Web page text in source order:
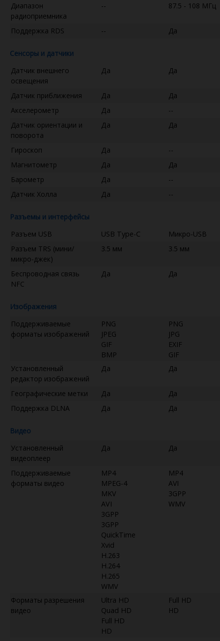
Диапазон
радиоприемника
-- 87.5 - 108 МГц
Поддержка RDS -- Да
Сенсоры и датчики
Датчик внешнего
освещения
Да Да
Датчик приближения Да
Да
Акселерометр
Да
--
Датчик ориентации и
поворота
Да Да
Гироскоп Да
--
Магнитометр
Да
Да
Барометр
Да
--
Датчик Холла
Да --
Разъемы и интерфейсы
Разъем USB
USB Type-C
Микро-USB
Разъем TRS (мини/
микро-джек)
3.5 мм 3.5 мм
Беспроводная связь
NFC
Да Да
Изображения
Поддерживаемые
форматы изображений
PNG
JPEG
GIF
BMP
PNG
JPG
EXIF
GIF
Установленный
редактор изображений
Да Да
Географические метки Да
Да
Поддержка DLNA
Да Да
Видео
Установленный
видеоплеер
Да Да
Поддерживаемые
форматы видео
MP4
MPEG-4
MKV
AVI
3GPP
3GPP
QuickTime
Xvid
H.263
H.264
H.265
WMV
MP4
AVI
3GPP
WMV
Форматы разрешения
видео
Ultra HD
Quad HD
Full HD
HD
Full HD
HD